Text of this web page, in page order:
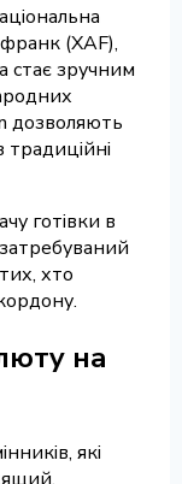
(XAF),
стає зручним
дозволяють
готівки в
хто
на
які